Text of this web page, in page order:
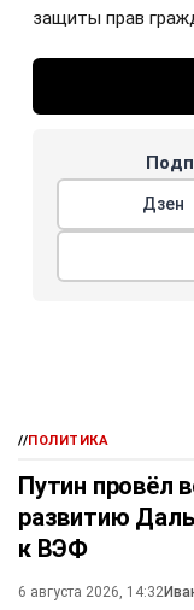
защиты прав
Дзен
//ПОЛИТИКА
Путин провёл
развитию
к ВЭФ
6 августа 2026, 14:32